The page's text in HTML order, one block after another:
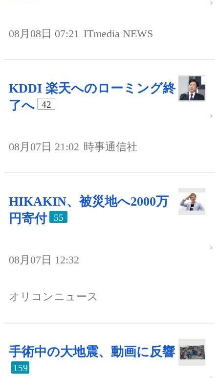
08月08日 07:21 ITmedia NEWS
KDDI 楽天へのローミング終
了へ
42
08月07日 21:02 時事通信社
HIKAKIN、被災地へ2000万
円寄付
55
08月07日 12:32
オリコンニュース
手術中の大地震、動画に反響
159